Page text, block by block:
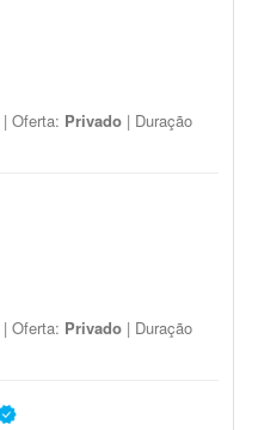
| Oferta: Privado | Duração
| Oferta: Privado | Duração